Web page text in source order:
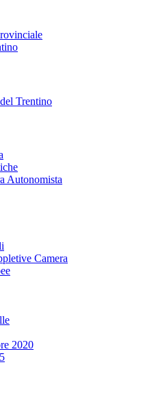
Trentino
Autonomista
Camera
2020